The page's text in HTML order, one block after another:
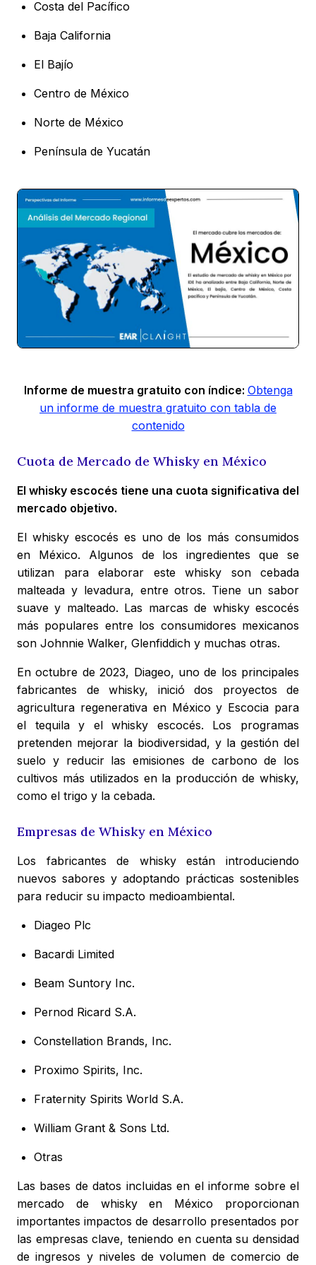
Costa del Pacífico
Baja California
El Bajío
Centro de México
Norte de México
Península de Yucatán
Informe de muestra gratuito con índice: Obtenga
un informe de muestra gratuito con tabla de
contenido
Cuota de Mercado de Whisky en México
El whisky escocés tiene una cuota significativa del
mercado objetivo.
El whisky escocés es uno de los más consumidos
en México. Algunos de los ingredientes que se
utilizan para elaborar este whisky son cebada
malteada y levadura, entre otros. Tiene un sabor
suave y malteado. Las marcas de whisky escocés
más populares entre los consumidores mexicanos
son Johnnie Walker, Glenfiddich y muchas otras.
En octubre de 2023, Diageo, uno de los principales
fabricantes de whisky, inició dos proyectos de
agricultura regenerativa en México y Escocia para
el tequila y el whisky escocés. Los programas
pretenden mejorar la biodiversidad, y la gestión del
suelo y reducir las emisiones de carbono de los
cultivos más utilizados en la producción de whisky,
como el trigo y la cebada.
Empresas de Whisky en México
Los fabricantes de whisky están introduciendo
nuevos sabores y adoptando prácticas sostenibles
para reducir su impacto medioambiental.
Diageo Plc
Bacardi Limited
Beam Suntory Inc.
Pernod Ricard S.A.
Constellation Brands, Inc.
Proximo Spirits, Inc.
Fraternity Spirits World S.A.
William Grant & Sons Ltd.
Otras
Las bases de datos incluidas en el informe sobre el
mercado de whisky en México proporcionan
importantes impactos de desarrollo presentados por
las empresas clave, teniendo en cuenta su densidad
de ingresos y niveles de volumen de comercio de